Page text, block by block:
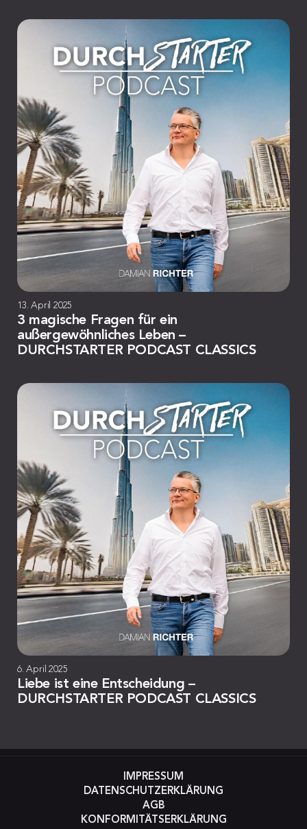
13. April 2025
3 magische Fragen für ein
außergewöhnliches Leben –
DURCHSTARTER PODCAST CLASSICS
6. April 2025
Liebe ist eine Entscheidung –
DURCHSTARTER PODCAST CLASSICS
IMPRESSUM
DATENSCHUTZERKLÄRUNG
AGB
KONFORMITÄTSERKLÄRUNG